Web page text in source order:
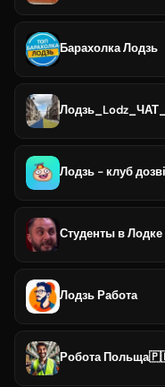
Барахолка Лодзь
Лодзь - клуб
Студенты в
Лодзь Работа